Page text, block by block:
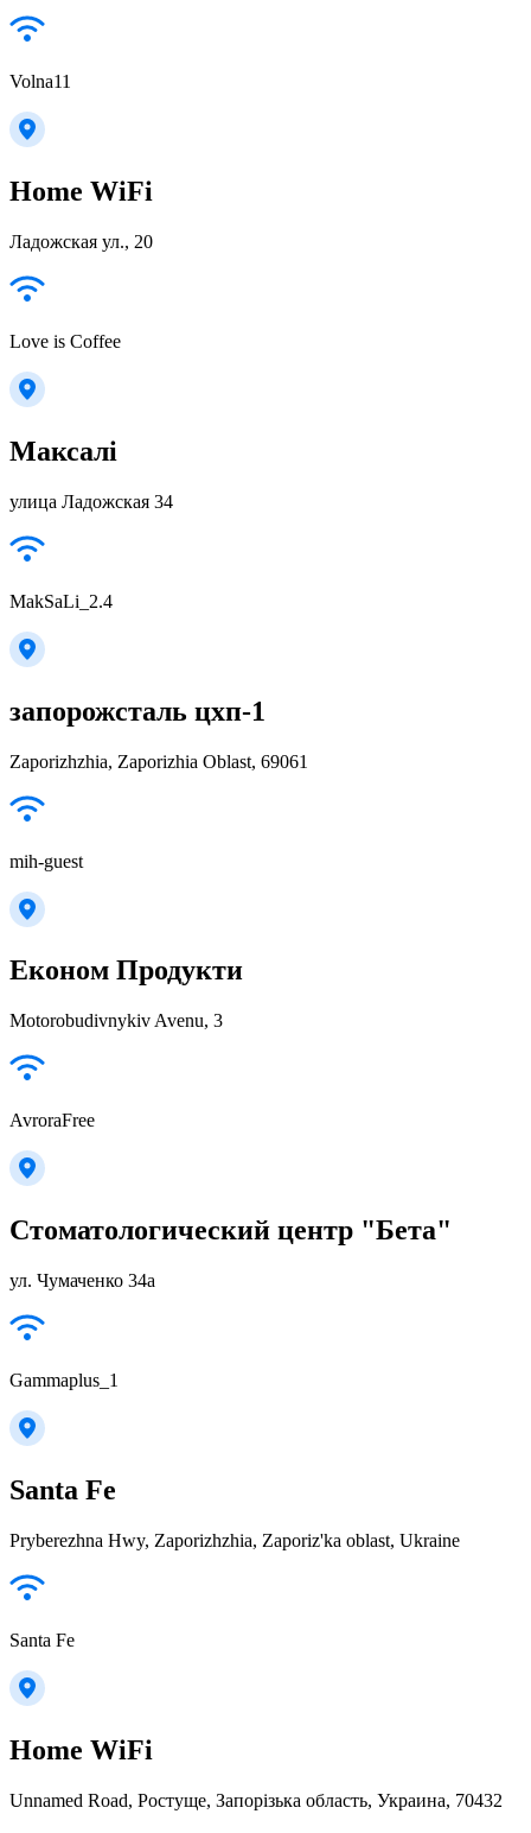
Volna11
Home WiFi
Ладожская ул., 20
Love is Coffee
Максалі
улица Ладожская 34
MakSaLi_2.4
запорожсталь цхп-1
Zaporizhzhia, Zaporizhia Oblast, 69061
mih-guest
Економ Продукти
Motorobudivnykiv Avenu, 3
AvroraFree
Стоматологический центр "Бета"
ул. Чумаченко 34а
Gammaplus_1
Santa Fe
Pryberezhna Hwy, Zaporizhzhia, Zaporiz'ka oblast, Ukraine
Santa Fe
Home WiFi
Unnamed Road, Ростуще, Запорізька область, Украина, 70432